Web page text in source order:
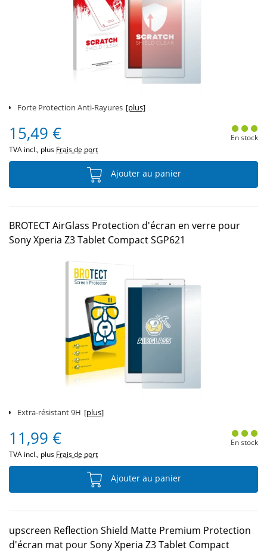
Forte Protection Anti-Rayures [plus]
15,49 €
TVA incl., plus Frais de port
En stock
Ajouter au panier
BROTECT AirGlass Protection d'écran en verre pour
Sony Xperia Z3 Tablet Compact SGP621
Extra-résistant 9H [plus]
11,99 €
TVA incl., plus Frais de port
En stock
Ajouter au panier
upscreen Reflection Shield Matte Premium Protection
d'écran mat pour Sony Xperia Z3 Tablet Compact